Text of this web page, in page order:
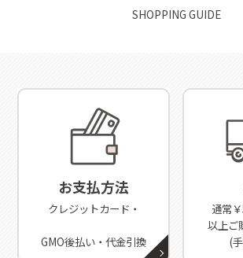
SHOPPING GUIDE
お支払方法
クレジットカード・
GMO後払い・代金引換
通常
以上ご
(